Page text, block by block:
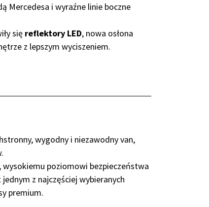
Mercedesa i wyraźne linie boczne
się reflektory LED, nowa osłona
z lepszym wyciszeniem.
wygodny i niezawodny van,
poziomowi bezpieczeństwa
z najczęściej wybieranych
premium.